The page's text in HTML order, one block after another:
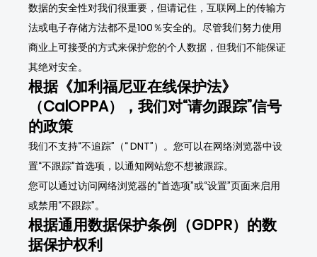
数据的安全性对我们很重要，但请记住，互联网上的传输方
法或电子存储方法都不是100％安全的。尽管我们努力使用
商业上可接受的方式来保护您的个人数据，但我们不能保证
其绝对安全。
根据《加利福尼亚在线保护法》
（CalOPPA），我们对“请勿跟踪”信号
的政策
我们不支持“不追踪”（“ DNT”）。您可以在网络浏览器中设
置“不跟踪”首选项，以通知网站您不想被跟踪。
您可以通过访问网络浏览器的“首选项”或“设置”页面来启用
或禁用“不跟踪”。
根据通用数据保护条例（GDPR）的数
据保护权利